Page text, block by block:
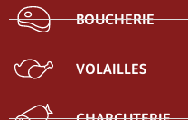
BOUCHERIE
VOLAILLES